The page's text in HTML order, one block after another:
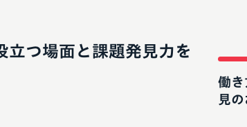
立つ場面と課題発見力を
働き
見